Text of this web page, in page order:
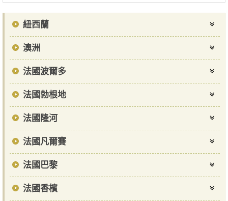
紐西蘭
澳洲
法國波爾多
法國勃根地
法國隆河
法國凡爾賽
法國巴黎
法國香檳